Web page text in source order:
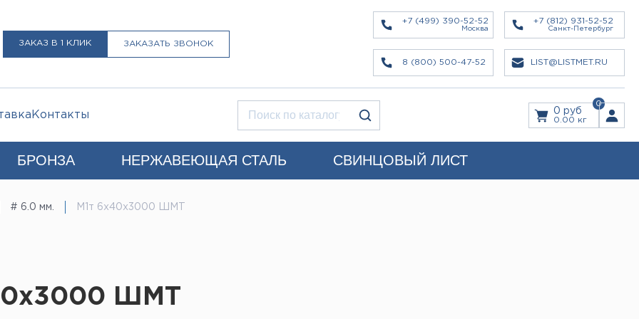
ЗАКАЗ В 1 КЛИК ЗАКАЗАТЬ ЗВОНОК
+7 (499) 390-52-52
Москва
+7 (812) 931-52-52
Санкт-Петербург
8 (800) 500-47-52 LIST@LISTMET.RU
Контакты
0
0 руб
0.00 кг
БРОНЗА НЕРЖАВЕЮЩАЯ СТАЛЬ СВИНЦОВЫЙ ЛИСТ
# 6.0 мм. М1т 6х40х3000 ШМТ
ШМТ